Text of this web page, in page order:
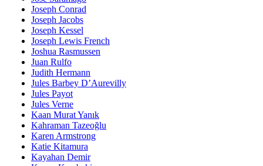
Joseph Conrad
Joseph Jacobs
Joseph Kessel
Joseph Lewis French
Joshua Rasmussen
Juan Rulfo
Judith Hermann
Jules Barbey D’Aurevilly
Jules Payot
Jules Verne
Kaan Murat Yanık
Kahraman Tazeoğlu
Karen Armstrong
Katie Kitamura
Kayahan Demir